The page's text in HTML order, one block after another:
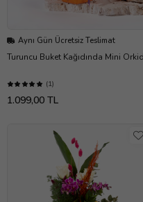
Aynı Gün Ücretsiz Teslimat
Turuncu Buket Kağıdında Mini
(1)
1.099,00 TL